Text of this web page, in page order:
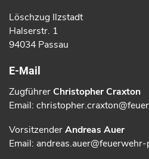
Löschzug Ilzstadt
Halserstr. 1
94034 Passau
E-Mail
ZugführerChristopher Craxton
Email:
VorsitzenderAndreas Auer
Email: